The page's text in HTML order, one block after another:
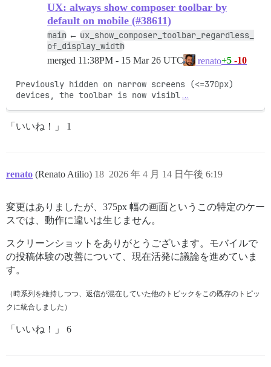
UX: always show composer toolbar by
default on mobile (#38611)
main ← ux_show_composer_toolbar_regardless_
of_display_width
merged 11:38PM - 15 Mar 26 UTC renato+5 -10
Previously hidden on narrow screens (<=370px)
devices, the toolbar is now visibl …
「いいね！」 1
renato (Renato Atilio) 2026 年 4 月 14 日午後 6:19
18
変更はありましたが、375px 幅の画面というこの特定のケー
スでは、動作に違いは生じません。
スクリーンショットをありがとうございます。モバイルで
の投稿体験の改善について、現在活発に議論を進めていま
す。
（時系列を維持しつつ、返信が混在していた他のトピックをこの既存のトピッ
クに統合しました）
「いいね！」 6